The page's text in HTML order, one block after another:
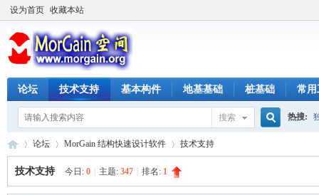
设为首页 收藏本站
论坛 技术支持 基本构件 地基基础 桩基础 常用
搜索 热搜:
论坛 MorGain 结构快速设计软件 技术支持
技术支持 今日: 0 主题: 347 排名: 1